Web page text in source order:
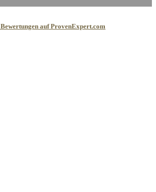
Bewertungen auf ProvenExpert.com